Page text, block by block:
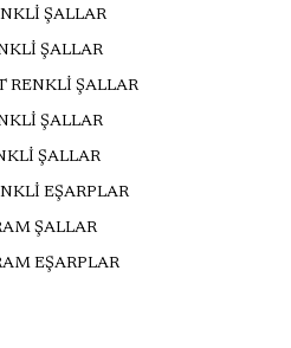
ŞALLAR
ŞALLAR
RENKLİ ŞALLAR
ŞALLAR
ŞALLAR
EŞARPLAR
ŞALLAR
EŞARPLAR